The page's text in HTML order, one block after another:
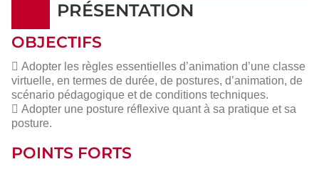
PRÉSENTATION
OBJECTIFS
 Adopter les règles essentielles d’animation d’une classe
virtuelle, en termes de durée, de postures, d’animation, de
scénario pédagogique et de conditions techniques.
 Adopter une posture réflexive quant à sa pratique et sa
posture.
POINTS FORTS